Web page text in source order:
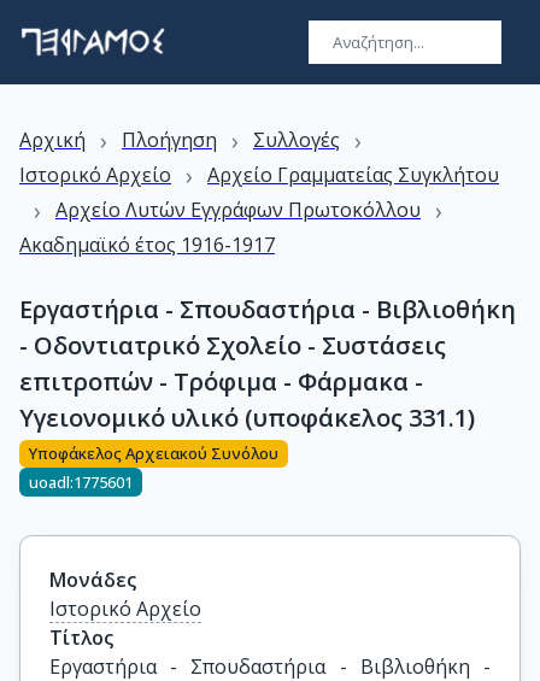
Αρχική › Πλοήγηση › Συλλογές ›
Ιστορικό Αρχείο › Αρχείο Γραμματείας Συγκλήτου
› Αρχείο Λυτών Εγγράφων Πρωτοκόλλου ›
Ακαδημαϊκό έτος 1916-1917
Εργαστήρια - Σπουδαστήρια - Βιβλιοθήκη
- Οδοντιατρικό Σχολείο - Συστάσεις
επιτροπών - Τρόφιμα - Φάρμακα -
Υγειονομικό υλικό (υποφάκελος 331.1)
Υποφάκελος Αρχειακού Συνόλου
uoadl:1775601
Μονάδες
Ιστορικό Αρχείο
Τίτλος
Εργαστήρια - Σπουδαστήρια - Βιβλιοθήκη -